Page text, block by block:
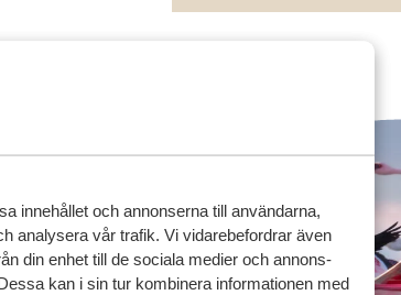
innehållet och annonserna till användarna,
analysera vår trafik. Vi vidarebefordrar även
din enhet till de sociala medier och annons-
kan i sin tur kombinera informationen med